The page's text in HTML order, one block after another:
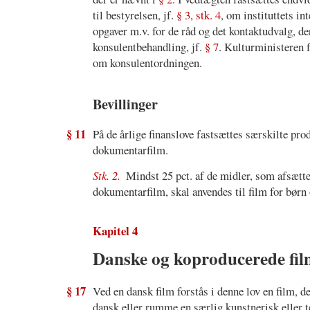
til bestyrelsen, jf. § 3, stk. 4, om instituttets
opgaver m.v. for de råd og det kontaktudvalg,
konsulentbehandling, jf. § 7. Kulturministeren
om konsulentordningen.
Bevillinger
§ 11 På de årlige finanslove fastsættes særskilte
dokumentarfilm.
Stk. 2. Mindst 25 pct. af de midler, som
dokumentarfilm, skal anvendes til film for børn
Kapitel 4
Danske og koproducerede
§ 17 Ved en dansk film forstås i denne lov en film,
dansk eller rumme en særlig kunstnerisk